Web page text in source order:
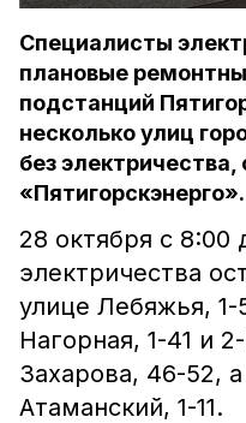
Специалисты
плановые
подстанций
несколько улиц
без
«Пятигорскэнерго».
28 октября с 8:00
электричества
улице Лебяжья, 1-
Нагорная, 1-41 и
Захарова, 46-52,
Атаманский, 1-11.